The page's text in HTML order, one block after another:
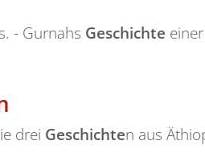
- Gurnahs Geschichte
drei Geschichten aus